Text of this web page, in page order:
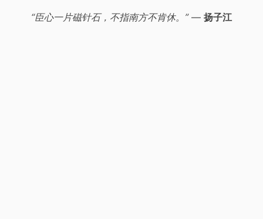
“臣心一片磁针石，不指南方不肯休。”— 扬子江